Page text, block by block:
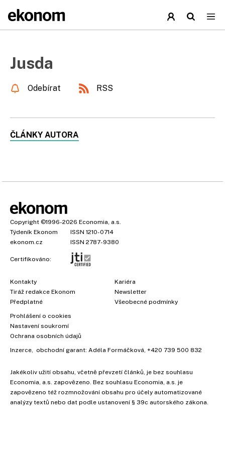
Jusda
Odebírat RSS
ČLÁNKY AUTORA
Copyright ©1996-2026 Economia, a.s.
Týdeník Ekonom
ISSN 1210-0714
ekonom.cz
ISSN 2787-9380
Certifikováno:
Kontakty
Tiráž redakce Ekonom
Předplatné
Kariéra
Newsletter
Všeobecné podmínky
Prohlášení o cookies
Nastavení soukromí
Ochrana osobních údajů
Inzerce, obchodní garant: Adéla Formáčková, +420 739 500 832
Jakékoliv užití obsahu, včetně převzetí článků, je bez souhlasu
Economia, a.s. zapovězeno. Bez souhlasu Economia, a.s. je
zapovězeno též rozmnožování obsahu pro účely automatizované
analýzy textů nebo dat podle ustanovení § 39c autorského zákona.